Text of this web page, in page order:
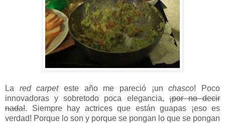
La red carpeteste año me pareció ¡unchasco! Poco
innovadoras y sobretodo poca elegancia,¡por no decir
nada!. Siempre hay actrices que están guapas ¡eso es
verdad! Porque lo son y porque se pongan lo que se pongan